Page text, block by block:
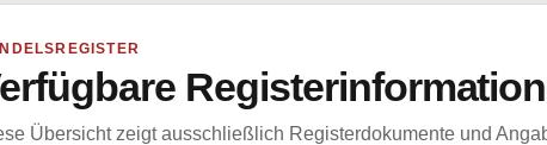
Übersicht zeigt ausschließlich Registerdokumente und